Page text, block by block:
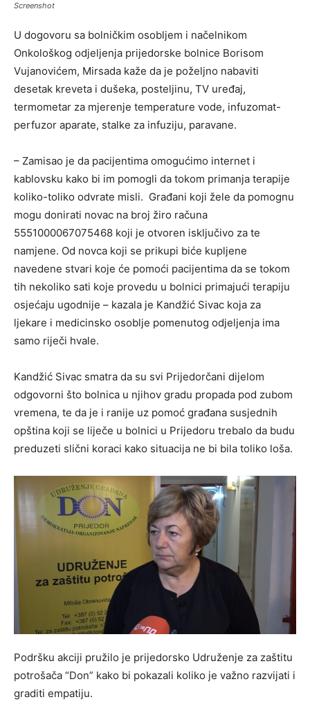
Screenshot
U dogovoru sa bolničkim osobljem i načelnikom
Onkološkog odjeljenja prijedorske bolnice Borisom
Vujanovićem, Mirsada kaže da je poželjno nabaviti
desetak kreveta i dušeka, posteljinu, TV uređaj,
termometar za mjerenje temperature vode, infuzomat-
perfuzor aparate, stalke za infuziju, paravane.
– Zamisao je da pacijentima omogućimo internet i
kablovsku kako bi im pomogli da tokom primanja terapije
koliko-toliko odvrate misli. Građani koji žele da pomognu
mogu donirati novac na broj žiro računa
5551000067075468 koji je otvoren isključivo za te
namjene. Od novca koji se prikupi biće kupljene
navedene stvari koje će pomoći pacijentima da se tokom
tih nekoliko sati koje provedu u bolnici primajući terapiju
osjećaju ugodnije – kazala je Kandžić Sivac koja za
ljekare i medicinsko osoblje pomenutog odjeljenja ima
samo riječi hvale.
Kandžić Sivac smatra da su svi Prijedorčani dijelom
odgovorni što bolnica u njihov gradu propada pod zubom
vremena, te da je i ranije uz pomoć građana susjednih
opština koji se liječe u bolnici u Prijedoru trebalo da budu
preduzeti slični koraci kako situacija ne bi bila toliko loša.
Podršku akciji pružilo je prijedorsko Udruženje za zaštitu
potrošača “Don” kako bi pokazali koliko je važno razvijati i
graditi empatiju.